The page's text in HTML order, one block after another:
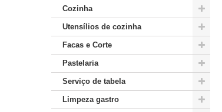
Cozinha
Utensílios de cozinha
Facas e Corte
Pastelaria
Serviço de tabela
Limpeza gastro